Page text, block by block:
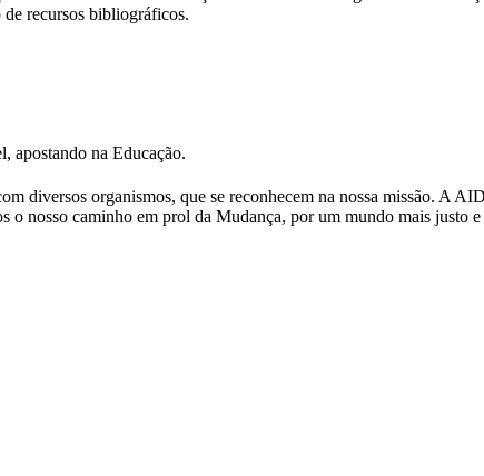
recursos bibliográficos.
apostando na Educação.
diversos organismos, que se reconhecem na nossa missão. A
o nosso caminho em prol da Mudança, por um mundo mais justo